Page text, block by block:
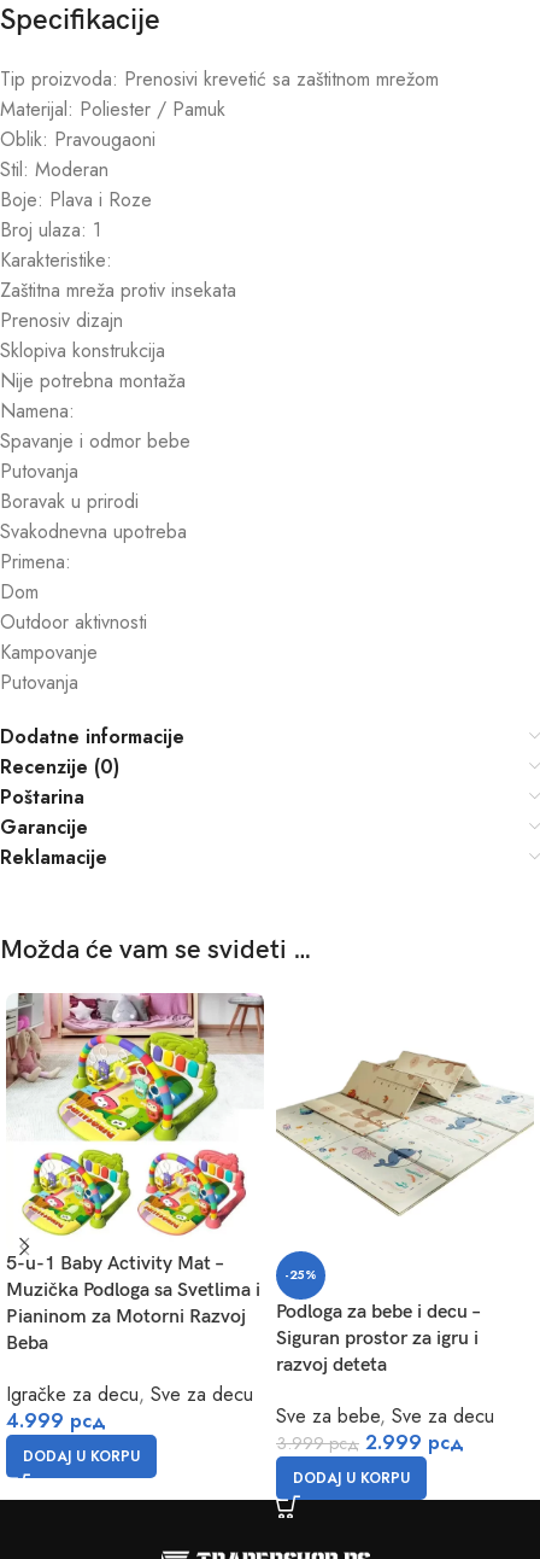
Specifikacije
Tip proizvoda: Prenosivi krevetić sa zaštitnom mrežom
Materijal: Poliester / Pamuk
Oblik: Pravougaoni
Stil: Moderan
Boje: Plava i Roze
Broj ulaza: 1
Karakteristike:
Zaštitna mreža protiv insekata
Prenosiv dizajn
Sklopiva konstrukcija
Nije potrebna montaža
Namena:
Spavanje i odmor bebe
Putovanja
Boravak u prirodi
Svakodnevna upotreba
Primena:
Dom
Outdoor aktivnosti
Kampovanje
Putovanja
Dodatne informacije
Recenzije (0)
Poštarina
Garancije
Reklamacije
Možda će vam se svideti …
5-u-1 Baby Activity Mat –
Muzička Podloga sa Svetlima i
Pianinom za Motorni Razvoj
Beba
Igračke za decu, Sve za decu
4.999 рсд
DODAJ U KORPU
-25%
Podloga za bebe i decu –
Siguran prostor za igru i
razvoj deteta
Sve za bebe, Sve za decu
3.999рсд 2.999 рсд
DODAJ U KORPU